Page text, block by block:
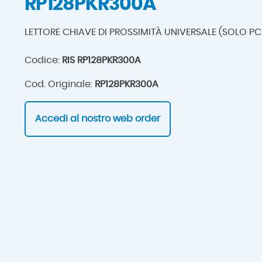
RP128PKR300A
LETTORE CHIAVE DI PROSSIMITÀ UNIVERSALE (SOLO
Codice: RIS RP128PKR300A
Cod. Originale: RP128PKR300A
Accedi al nostro web order